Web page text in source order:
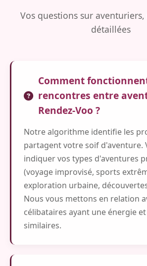
Vos questions sur
détaillées
Comment
rencontres entre
Rendez-Voo ?
Notre algorithme identifie les
partagent votre soif d'aventure.
indiquer vos types d'aventures
(voyage improvisé, sports
exploration urbaine,
Nous vous mettons en relation
célibataires ayant une énergie
similaires.